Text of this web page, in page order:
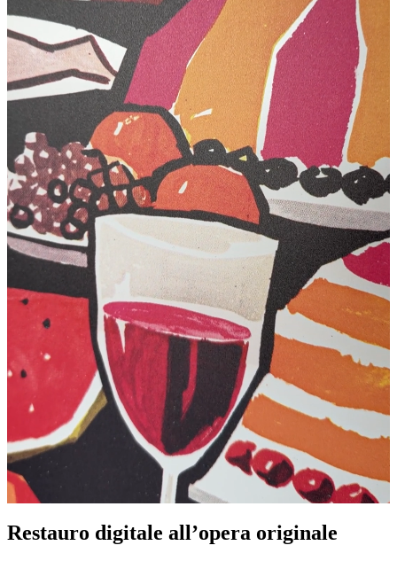
Restauro digitale all’opera originale